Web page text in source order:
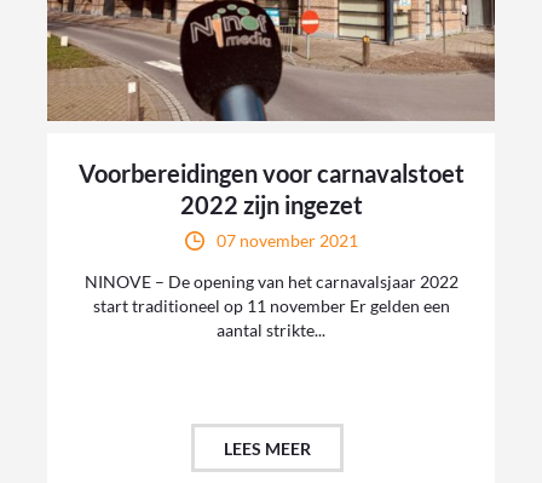
Voorbereidingen voor carnavalstoet
2022 zijn ingezet
07 november 2021
NINOVE – De opening van het carnavalsjaar 2022
start traditioneel op 11 november Er gelden een
aantal strikte...
LEES MEER